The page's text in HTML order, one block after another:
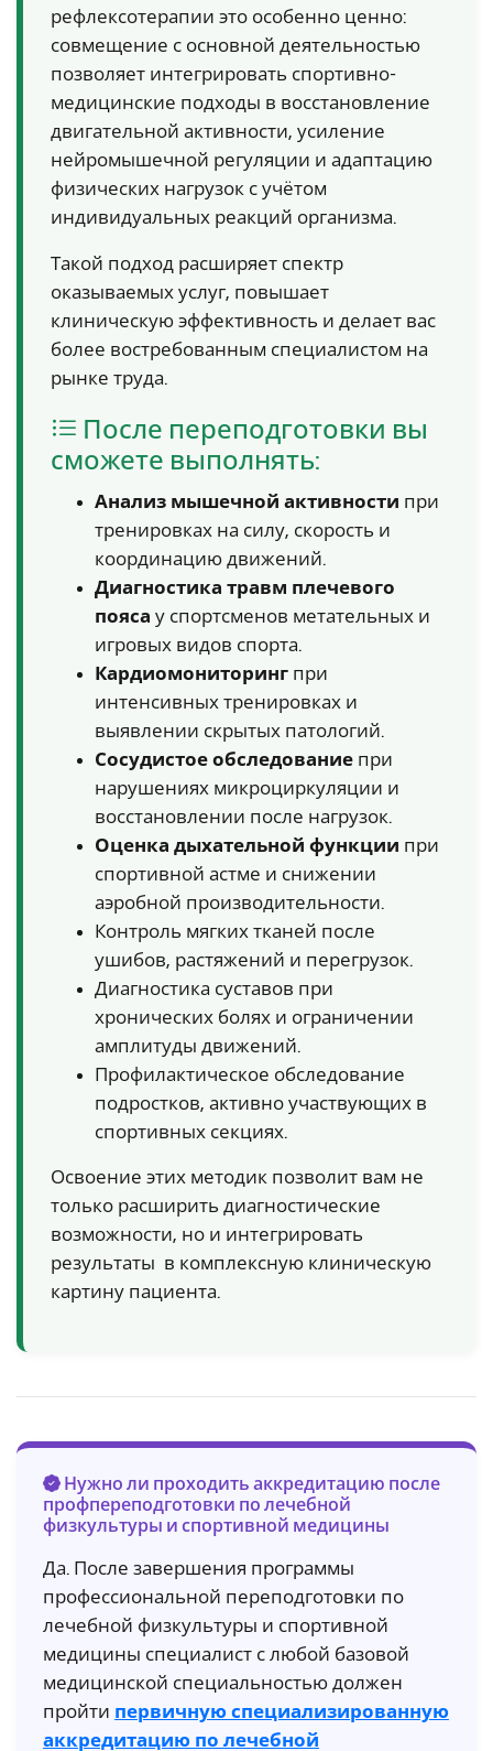
рефлексотерапии это особенно ценно:
совмещение с основной деятельностью
позволяет интегрировать спортивно-
медицинские подходы в восстановление
двигательной активности, усиление
нейромышечной регуляции и адаптацию
физических нагрузок с учётом
индивидуальных реакций организма.
Такой подход расширяет спектр
оказываемых услуг, повышает
клиническую эффективность и делает вас
более востребованным специалистом на
рынке труда.
После переподготовки вы
сможете выполнять:
Анализ мышечной активности при
тренировках на силу, скорость и
координацию движений.
Диагностика травм плечевого
пояса у спортсменов метательных и
игровых видов спорта.
Кардиомониторинг при
интенсивных тренировках и
выявлении скрытых патологий.
Сосудистое обследование при
нарушениях микроциркуляции и
восстановлении после нагрузок.
Оценка дыхательной функции при
спортивной астме и снижении
аэробной производительности.
Контроль мягких тканей после
ушибов, растяжений и перегрузок.
Диагностика суставов при
хронических болях и ограничении
амплитуды движений.
Профилактическое обследование
подростков, активно участвующих в
спортивных секциях.
Освоение этих методик позволит вам не
только расширить диагностические
возможности, но и интегрировать
результаты в комплексную клиническую
картину пациента.
Нужно ли проходить аккредитацию после
профпереподготовки по лечебной
физкультуры и спортивной медицины
Да. После завершения программы
профессиональной переподготовки по
лечебной физкультуры и спортивной
медицины специалист с любой базовой
медицинской специальностью должен
пройти первичную специализированную
аккредитацию по лечебной